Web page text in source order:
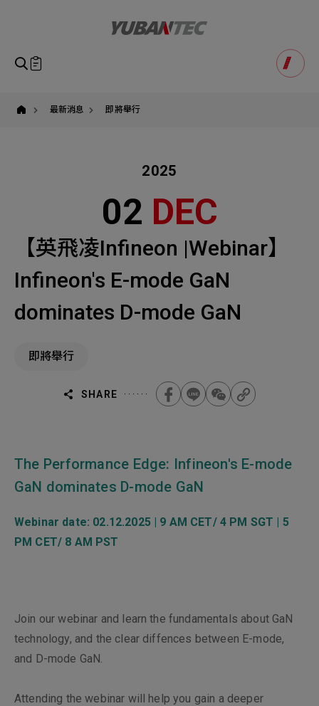
服務據點
關於我們
最新消息
人才招募 隱私權政策
Machinery Materials
機材事業群
Electronics
電子事業群
最新消息 即將舉行
2025
02 DEC
【英飛凌Infineon |Webinar】
Infineon's E-mode GaN
dominates D-mode GaN
即將舉行
SHARE
The Performance Edge: Infineon's E-mode
GaN dominates D-mode GaN
Webinar date: 02.12.2025 | 9 AM CET/ 4 PM SGT | 5
PM CET/ 8 AM PST
Join our webinar and learn the fundamentals about GaN
technology, and the clear diffences between E-mode,
and D-mode GaN.
Attending the webinar will help you gain a deeper
如您有興趣得產品想要了解，請填寫以下表單，我們誠摯
STEP
選擇諮詢產品
Machinery Materials
無諮詢項目 請點擊按鈕新增要諮詢的項目
電子事業群
Total
新增項目
即將送出諮詢表單
聯繫電話
Email
主旨
其他問題
Projects Consulted
下一步，送出表單